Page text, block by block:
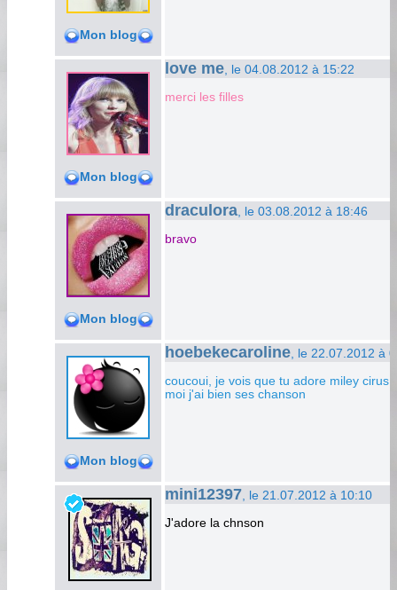
Mon blog
Mon blog
love me , le 04.08.2012 à 15:22
merci les filles
Mon blog
draculora , le 03.08.2012 à 18:46
bravo
Mon blog
hoebekecaroline , le 22.07.2012 à
coucoui, je vois que tu adore miley cirus
moi j'ai bien ses chanson
mini12397 , le 21.07.2012 à 10:10
J'adore la chnson